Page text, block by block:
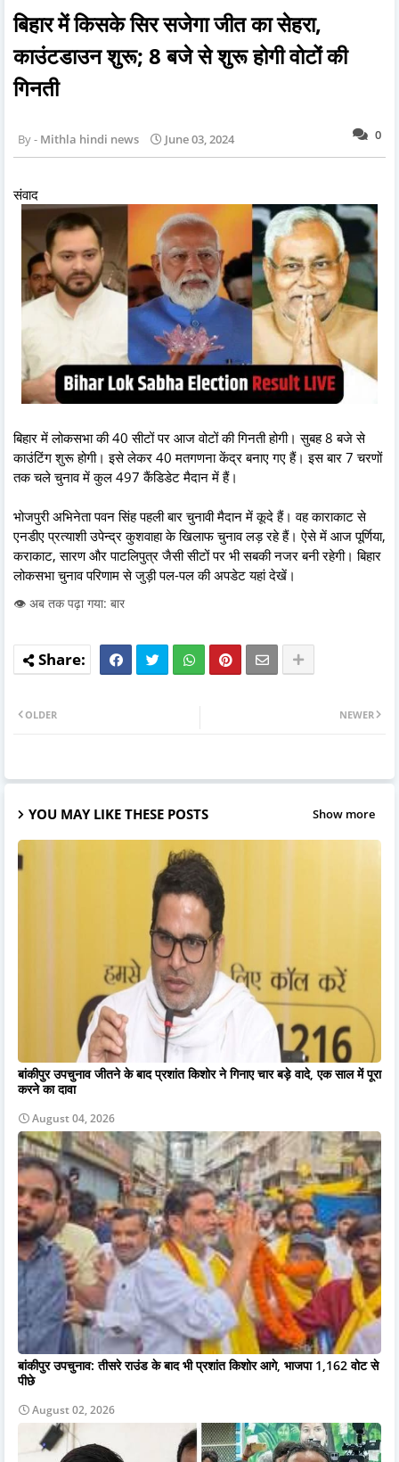
बिहार में किसके सिर सजेगा जीत का सेहरा,
काउंटडाउन शुरू; 8 बजे से शुरू होगी वोटों की
गिनती
0
Mithla hindi news June 03, 2024
संवाद
बिहार में लोकसभा की 40 सीटों पर आज वोटों की गिनती होगी। सुबह 8 बजे से
काउंटिंग शुरू होगी। इसे लेकर 40 मतगणना केंद्र बनाए गए हैं। इस बार 7 चरणों
तक चले चुनाव में कुल 497 कैंडिडेट मैदान में हैं।
भोजपुरी अभिनेता पवन सिंह पहली बार चुनावी मैदान में कूदे हैं। वह काराकाट से
एनडीए प्रत्याशी उपेन्द्र कुशवाहा के खिलाफ चुनाव लड़ रहे हैं। ऐसे में आज पूर्णिया,
कराकाट, सारण और पाटलिपुत्र जैसी सीटों पर भी सबकी नजर बनी रहेगी। बिहार
लोकसभा चुनाव परिणाम से जुड़ी पल-पल की अपडेट यहां देखें।
👁️ अब तक पढ़ा गया: बार
NEWER
OLDER
YOU MAY LIKE THESE POSTS Show more
बांकीपुर उपचुनाव जीतने के बाद प्रशांत किशोर ने गिनाए चार बड़े वादे, एक साल में पूरा
करने का दावा
August 04, 2026
बांकीपुर उपचुनाव: तीसरे राउंड के बाद भी प्रशांत किशोर आगे, भाजपा 1,162 वोट से
पीछे
August 02, 2026